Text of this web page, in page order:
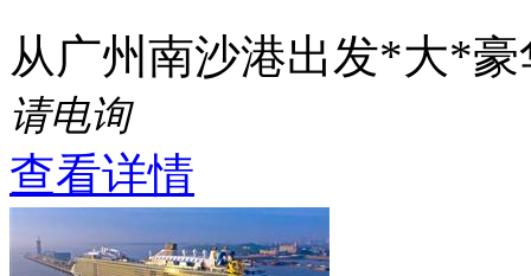
从广州南沙港出发*大*
请电询
查看详情